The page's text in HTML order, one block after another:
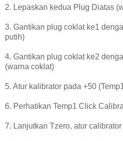
2. Lepaskan kedua Plug Diatas
3. Gantikan plug coklat ke1
putih)
4. Gantikan plug coklat ke2
(warna coklat)
5. Atur kalibrator pada +50
6. Perhatikan Temp1 Click
7. Lanjutkan Tzero, atur